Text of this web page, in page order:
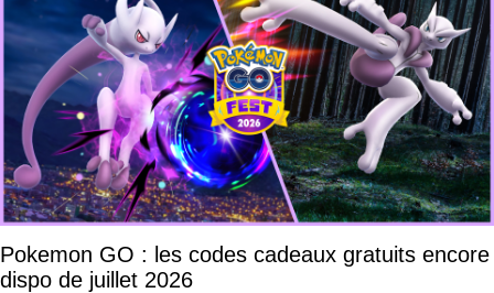
Pokemon GO : les codes cadeaux gratuits encore
dispo de juillet 2026